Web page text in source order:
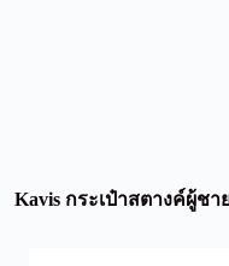
Kavis กระเป๋าสตางค์ผู้ช